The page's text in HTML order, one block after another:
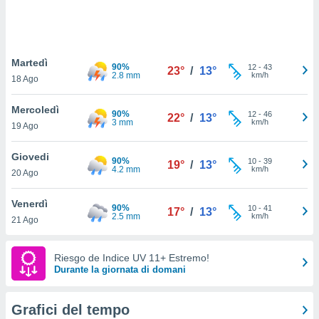
In
ti
per
nel
utilizzati
o
Martedì
18 Ago
90%
2.8 mm
23° / 13° 12- 43
km/h
Mercoledì
19 Ago
90%
3 mm
22° / 13° 12- 46
km/h
Giovedi
20 Ago
90%
4.2 mm
19° / 13° 10- 39
km/h
Venerdì
21 Ago
90%
2.5 mm
17° / 13° 10- 41
km/h
Riesgo de Indice UV 11+ Estremo!
Durante la giornata di domani
Grafici del tempo